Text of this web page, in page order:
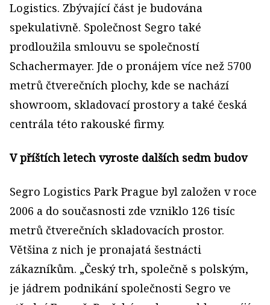
Logistics. Zbývající část je budována
spekulativně. Společnost Segro také
prodloužila smlouvu se společností
Schachermayer. Jde o pronájem více než 5700
metrů čtverečních plochy, kde se nachází
showroom, skladovací prostory a také česká
centrála této rakouské firmy.
V příštích letech vyroste dalších sedm budov
Segro Logistics Park Prague byl založen v roce
2006 a do současnosti zde vzniklo 126 tisíc
metrů čtverečních skladovacích prostor.
Většina z nich je pronajatá šestnácti
zákazníkům. „Český trh, společně s polským,
je jádrem podnikání společnosti Segro ve